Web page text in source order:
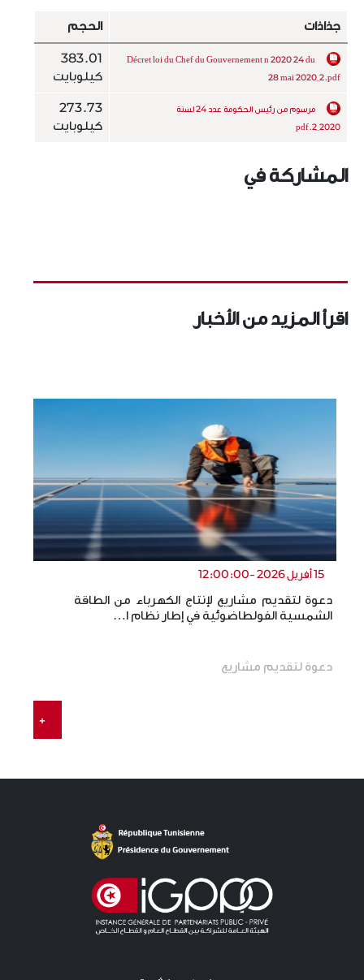
جذاذات الحجم
Décret loi du Chef du Gouvernement n 2020 24 du
28 mai 2020_2.pdf
383.01
كيلوبايت
مرسوم من رئيس الحكومة عدد 24 لسنة
2020_2.pdf
273.73
كيلوبايت
المشاركة في
اقرأ المزيد من الأخبار
15 أفريل 2026 -12:00:00
دعوة لتقديم مشاريع لإنتاج الكهرباء من الطاقة
الشمسية الفولطاضوئية في إطار نظام ا…
دعوة لتقديم مشاريع
+